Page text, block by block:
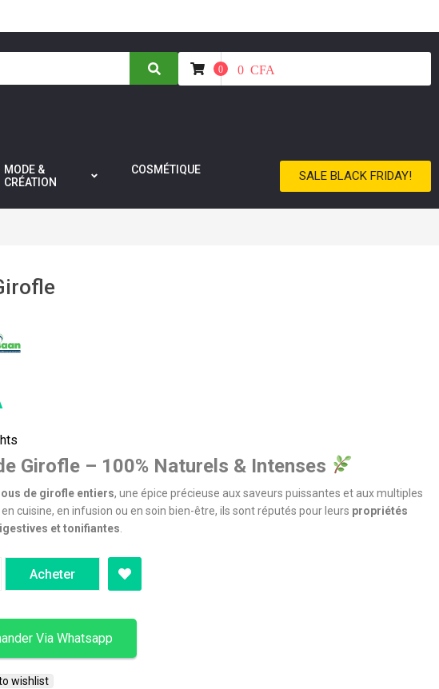
0 0CFA
MODE &
CRÉATION
COSMÉTIQUE SALE BLACK FRIDAY!
Girofle – 100% Naturels & Intenses
de girofle entiers, une épice précieuse aux saveurs puissantes et aux multiples
cuisine, en infusion ou en soin bien-être, ils sont réputés pour leurs propriétés
et tonifiantes
Acheter
Via Whatsapp
wishlist